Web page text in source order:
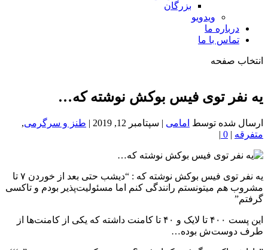
بزرگان
ویدویو
درباره ما
تماس با ما
انتخاب صفحه
خون
شمال
‏یه نفر توی فیس بوکش نوشته که…
ارسال شده توسط امامی | سپتامبر 12, 2019 | طنز و سرگرمی,
متفرقه |
0
|
‏یه نفر توی فیس بوکش نوشته که : “دیشب حتی بعد از خوردن ۷ تا
مشروب هم میتونستم رانندگی کنم اما مسئولیت‌پذیر بودم و تاکسی
گرفتم”
‏این پست ۴۰۰ تا لایک و ۴۰ تا کامنت داشته که یکی از کامنت‌ها از
طرف دوست‌ش بوده…